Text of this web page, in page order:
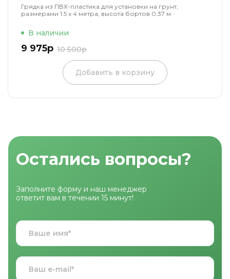
Грядка из ПВХ-пластика для установки на грунт,
размерами 1.5 х 4 метра, высота бортов 0.37 м
В наличии
9 975р 10 500р
Добавить в корзину
Остались вопросы?
Заполните форму и наш менеджер
ответит вам в течении 15 минут!